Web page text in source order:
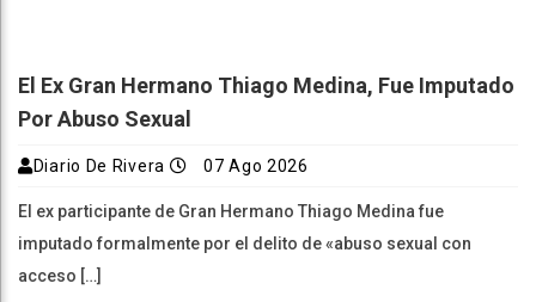
El Ex Gran Hermano Thiago Medina, Fue Imputado
Por Abuso Sexual
Diario De Rivera 07 Ago 2026
El ex participante de Gran Hermano Thiago Medina fue
imputado formalmente por el delito de «abuso sexual con
acceso […]